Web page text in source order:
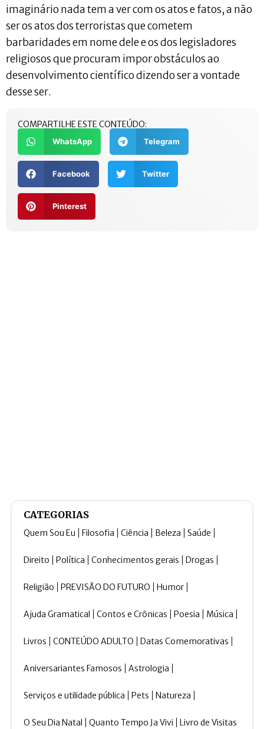
imaginário nada tem a ver com os atos e fatos, a não
ser os atos dos terroristas que cometem
barbaridades em nome dele e os dos legisladores
religiosos que procuram impor obstáculos ao
desenvolvimento científico dizendo ser a vontade
desse ser.
COMPARTILHE ESTE CONTEÚDO:
WhatsApp Telegram
Facebook Twitter
Pinterest
CATEGORIAS
Quem Sou Eu Filosofia Ciência Beleza Saúde
Direito Política Conhecimentos gerais Drogas
Religião PREVISÃO DO FUTURO Humor
Ajuda Gramatical Contos e Crônicas Poesia Música
Livros CONTEÚDO ADULTO Datas Comemorativas
Aniversariantes Famosos Astrologia
Serviços e utilidade pública Pets Natureza
O Seu Dia Natal Quanto Tempo Ja Vivi Livro de Visitas